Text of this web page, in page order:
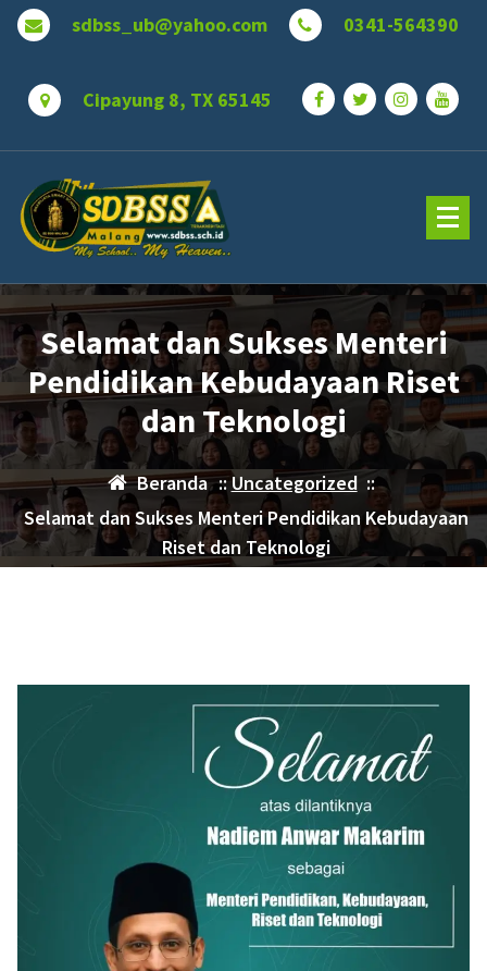
Lewati
sdbss_ub@yahoo.com 0341-564390
Cipayung 8, TX 65145
Selamat dan Sukses Menteri
Pendidikan Kebudayaan Riset
dan Teknologi
Beranda ::Uncategorized::
Selamat dan Sukses Menteri Pendidikan Kebudayaan
Riset dan Teknologi